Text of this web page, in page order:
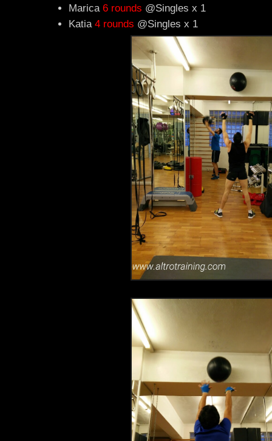
Marica6 rounds @Singles x 1
Katia 4 rounds @Singles x 1